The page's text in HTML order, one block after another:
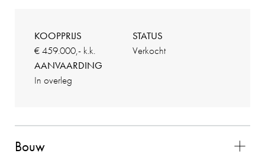
KOOPPRIJS
€ 459.000,- k.k.
STATUS
Verkocht
AANVAARDING
In overleg
Bouw
10 EEN FUNDA GEBRUIKER
begeleid je in het proces. Hij is goed bereikbaar.